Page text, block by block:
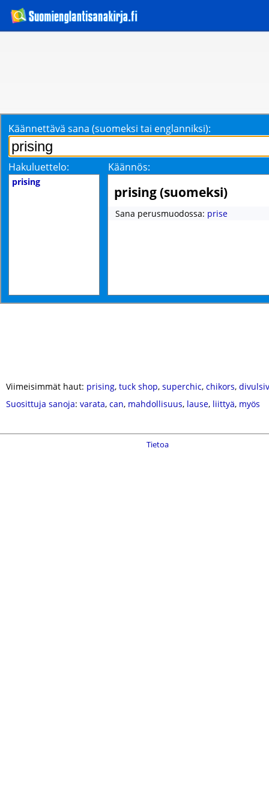
Käännettävä sana (suomeksi tai englanniksi):
Hakuluettelo: Käännös:
prising
prising (suomeksi)
Sana perusmuodossa: prise
Viimeisimmät haut: prising, tuck shop, superchic, chikors,
Suosittuja sanoja: varata, can, mahdollisuus, lause, liittyä, myös
Tietoa